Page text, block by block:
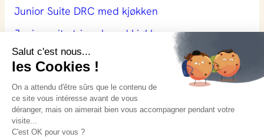
Salut c'est nous...
les Cookies !
On a attendu d'être sûrs que le contenu de
ce site vous intéresse avant de vous
déranger, mais on aimerait bien vous accompagner pendant votre
visite...
C'est OK pour vous ?
Junior Suite DRC med kjøkken
Junior suite trippel med kjøkken
Prestige leilighet med kjøkken
Om
Vårt sjarmerende hotell